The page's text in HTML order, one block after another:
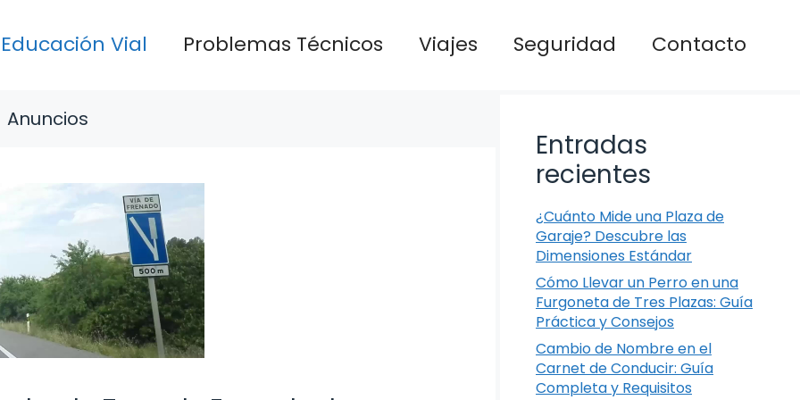
Educación Vial Problemas Técnicos Viajes Seguridad Contacto
Anuncios
Entradas
recientes
¿Cuánto Mide una Plaza de
Garaje? Descubre las
Dimensiones Estándar
Cómo Llevar un Perro en una
Furgoneta de Tres Plazas: Guía
Práctica y Consejos
Cambio de Nombre en el
Carnet de Conducir: Guía
Completa y Requisitos